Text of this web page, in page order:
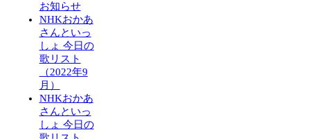
お知らせ
NHKおかあ
さんといっ
しょ 今日の
歌リスト
（2022年9
月）
NHKおかあ
さんといっ
しょ 今日の